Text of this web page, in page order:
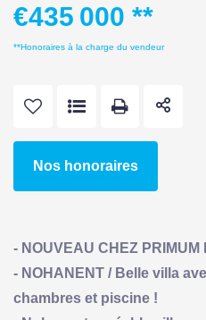
€435 000 **
**Honoraires à la charge du vendeur
Nos honoraires
- NOUVEAU CHEZ PRIMUM
- NOHANENT / Belle villa
chambres et piscine !